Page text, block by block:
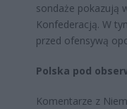
sondaże pokazują
Konfederacją. W
przed ofensywą
Polska pod
Komentarze z